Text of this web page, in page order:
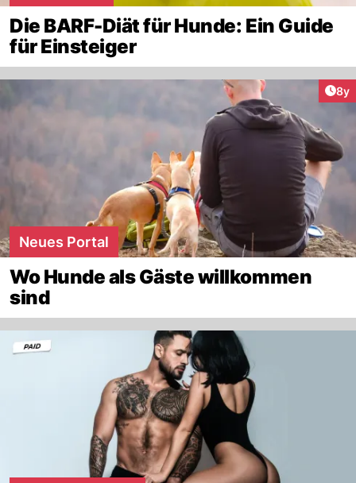
Die BARF-Diät für Hunde: Ein Guide
für Einsteiger
8y
Neues Portal
Wo Hunde als Gäste willkommen
sind